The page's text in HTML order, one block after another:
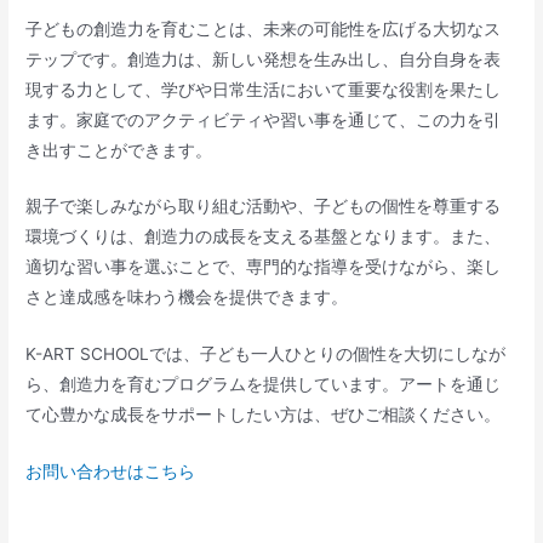
子どもの創造力を育むことは、未来の可能性を広げる大切なス
テップです。創造力は、新しい発想を生み出し、自分自身を表
現する力として、学びや日常生活において重要な役割を果たし
ます。家庭でのアクティビティや習い事を通じて、この力を引
き出すことができます。
親子で楽しみながら取り組む活動や、子どもの個性を尊重する
環境づくりは、創造力の成長を支える基盤となります。また、
適切な習い事を選ぶことで、専門的な指導を受けながら、楽し
さと達成感を味わう機会を提供できます。
K-ART SCHOOLでは、子ども一人ひとりの個性を大切にしなが
ら、創造力を育むプログラムを提供しています。アートを通じ
て心豊かな成長をサポートしたい方は、ぜひご相談ください。
お問い合わせはこちら